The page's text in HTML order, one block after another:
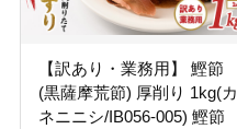
【訳あり・業務用】 鰹節
(黒薩摩荒節) 厚削り 1kg(カ
ネニニシ/IB056-005) 鰹節